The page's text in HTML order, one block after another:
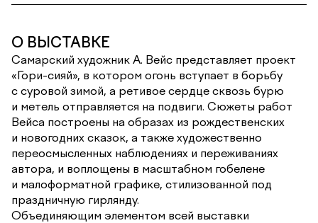
О ВЫСТАВКЕ
Самарский художник А. Вейс представляет проект
«Гори-сияй», в котором огонь вступает в борьбу
с суровой зимой, а ретивое сердце сквозь бурю
и метель отправляется на подвиги. Сюжеты работ
Вейса построены на образах из рождественских
и новогодних сказок, а также художественно
переосмысленных наблюдениях и переживаниях
автора, и воплощены в масштабном гобелене
и малоформатной графике, стилизованной под
праздничную гирлянду.
Объединяющим элементом всей выставки